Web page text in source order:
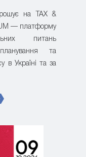
на TAX &
— платформу
питань
та
в Україні та за